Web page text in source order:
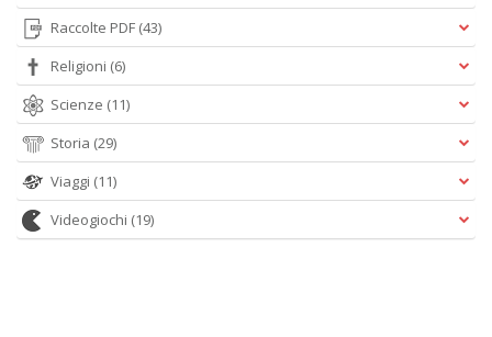
Raccolte PDF (43)
Religioni (6)
Scienze (11)
Storia (29)
Viaggi (11)
Videogiochi (19)